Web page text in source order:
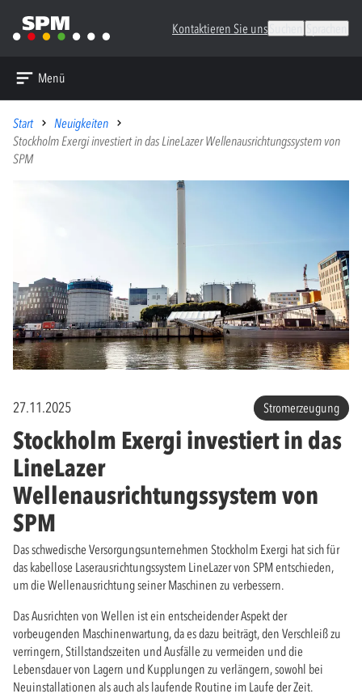
Kontaktieren Sie uns
Menü
Start
Neuigkeiten
Stockholm Exergi investiert in das LineLazer Wellenausrichtungssystem von
SPM
27.11.2025 Stromerzeugung
Stockholm Exergi investiert in das
LineLazer
Wellenausrichtungssystem von
SPM
Das schwedische Versorgungsunternehmen Stockholm Exergi hat sich für
das kabellose Laserausrichtungssystem LineLazer von SPM entschieden,
um die Wellenausrichtung seiner Maschinen zu verbessern.
Das Ausrichten von Wellen ist ein entscheidender Aspekt der
vorbeugenden Maschinenwartung, da es dazu beiträgt, den Verschleiß zu
verringern, Stillstandszeiten und Ausfälle zu vermeiden und die
Lebensdauer von Lagern und Kupplungen zu verlängern, sowohl bei
Neuinstallationen als auch als laufende Routine im Laufe der Zeit.